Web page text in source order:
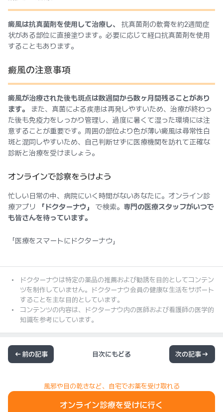
癜風は抗真菌剤を使用して治療し、
抗真菌剤の軟膏を約2週間症
状がある部位に直接塗ります。必要に応じて経口抗真菌剤を使用
することもあります。
癜風の注意事項
癜風が治療された後も斑点は数週間から数ヶ月間残ることがあり
ます。
また、真菌による疾患は再発しやすいため、治療が終わっ
た後も免疫力をしっかり管理し、過度に暑くて湿った環境には注
意することが重要です。周囲の部位より色が薄い癜風は尋常性白
斑と混同しやすいため、自己判断せずに医療機関を訪れて正確な
診断と治療を受けましょう。
オンラインで診察をうけよう
忙しい日常の中、病院にいく時間がないあなたに。オンライン診
療アプリ
「ドクターナウ」 で検索。 専門の医療スタッフがいつで
も皆さんを待っています。
「医療をスマートにドクターナウ」
ドクターナウは特定の薬品の推薦および勧誘を目的としてコンテン
ツを制作していません。ドクターナウ会員の健康な生活をサポート
することを主な目的としています。
コンテンツの内容は、ドクターナウ内の医師および看護師の医学的
知識を参考にしています。
前の記事 目次にもどる 次の記事
風邪や目の乾きなど、自宅でお薬を受け取れる
オンライン診療を受けに行く